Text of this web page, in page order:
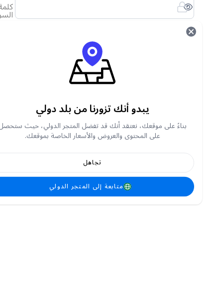
السر
لقد نسيت كلمة المرور الخاصة بي
تسجيل الدخول
أنشئ حساب جديد
يبدو أنك تزورنا من بلد دولي
بناءً على موقعك، نعتقد أنك قد تفضل المتجر الدولي، حيث ستحصل
على المحتوى والعروض والأسعار الخاصة بموقعك.
متابعة إلى المتجر الدولي